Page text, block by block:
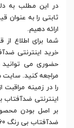
در این مطلب به
ارائه دهیم.
حضوری می توانید
مراجعه کنید.
را در زمینه
بر اصل بودن
ضدآفتاب بی رنگ SPF60 سیگل نیز اطمینان خواهید داشت.